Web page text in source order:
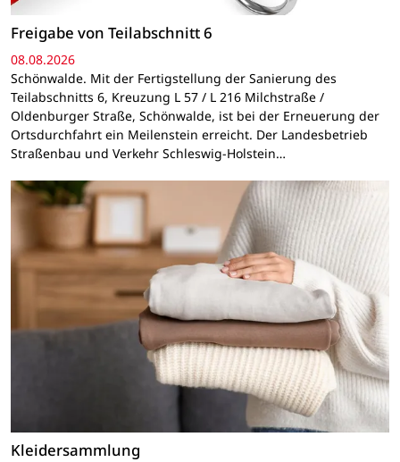
Freigabe von Teilabschnitt 6
08.08.2026
Schönwalde. Mit der Fertigstellung der Sanierung des
Teilabschnitts 6, Kreuzung L 57 / L 216 Milchstraße /
Oldenburger Straße, Schönwalde, ist bei der Erneuerung der
Ortsdurchfahrt ein Meilenstein erreicht. Der Landesbetrieb
Straßenbau und Verkehr Schleswig-Holstein…
Kleidersammlung